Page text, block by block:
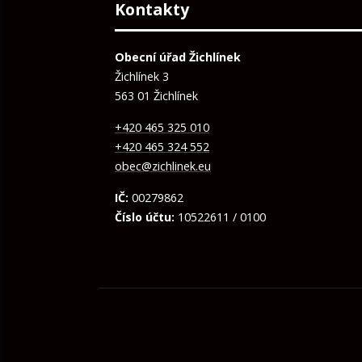
Kontakty
Obecní úřad Žichlínek
Žichlínek 3
563 01 Žichlínek
+420 465 325 010
+420 465 324 552
obec@zichlinek.eu
IČ: 00279862
Číslo účtu: 10522611 / 0100